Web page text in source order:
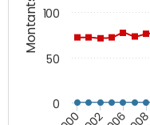
0
50
100